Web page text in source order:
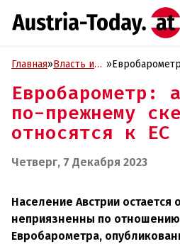
Главная»Власть и
»
Евробарометр:
по-прежнему
относятся к ЕС
Четверг, 7 Декабря 2023
Население Австрии остается
неприязненны по отношению
Евробарометра,